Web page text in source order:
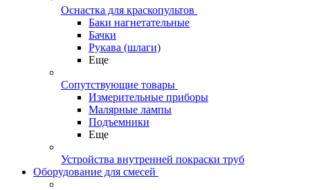
Оснастка для краскопультов
Баки нагнетательные
Бачки
Рукава (шлаги)
Еще
Сопутствующие товары
Измерительные приборы
Малярные лампы
Подъемники
Еще
Устройства внутренней покраски труб
Оборудование для смесей